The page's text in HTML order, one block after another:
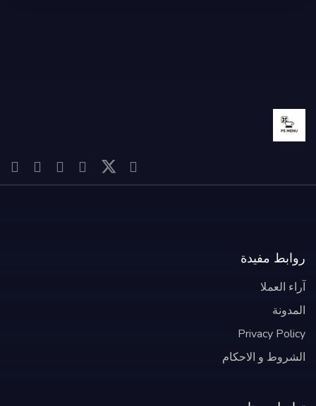
روابط مفيدة
آراء العملا
المدونة
Privacy Policy
الشروط و الاحكام